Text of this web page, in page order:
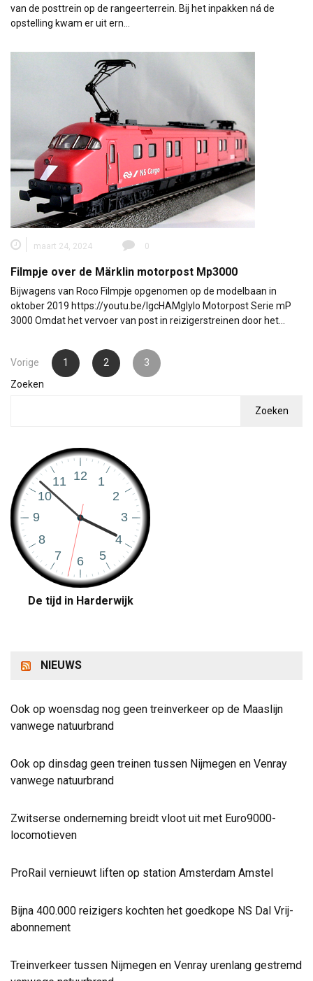
van de posttrein op de rangeerterrein. Bij het inpakken ná de
opstelling kwam er uit ern…
maart 24, 2024 0
Filmpje over de Märklin motorpost Mp3000
Bijwagens van Roco Filmpje opgenomen op de modelbaan in
oktober 2019 https://youtu.be/IgcHAMglylo Motorpost Serie mP
3000 Omdat het vervoer van post in reizigerstreinen door het…
Berichten
paginering
Vorige 1 2
3
Zoeken
Zoeken
De tijd in Harderwijk
NIEUWS
Ook op woensdag nog geen treinverkeer op de Maaslijn
vanwege natuurbrand
Ook op dinsdag geen treinen tussen Nijmegen en Venray
vanwege natuurbrand
Zwitserse onderneming breidt vloot uit met Euro9000-
locomotieven
ProRail vernieuwt liften op station Amsterdam Amstel
Bijna 400.000 reizigers kochten het goedkope NS Dal Vrij-
abonnement
Treinverkeer tussen Nijmegen en Venray urenlang gestremd